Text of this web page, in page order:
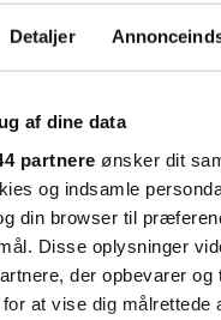
Detaljer
af dine data
partnere ønsker dit
og indsamle
din browser til
Disse oplysninger
der opbevarer og
at vise dig målrettede
pallemellemlæg
godset på pallen
ipallekarmerne.
foam, der